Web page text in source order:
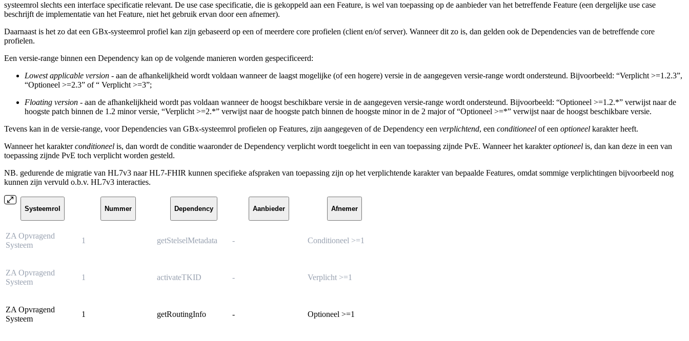
systeemrol slechts een interface specificatie relevant. De use case specificatie, die is gekoppeld aan een Feature, is wel van toepassing op de aanbieder van het betreffende Feature (een dergelijke use case
beschrijft de implementatie van het Feature, niet het gebruik ervan door een afnemer).
Daarnaast is het zo dat een GBx-systeemrol profiel kan zijn gebaseerd op een of meerdere core profielen (client en/of server). Wanneer dit zo is, dan gelden ook de Dependencies van de betreffende core
profielen.
Een versie-range binnen een Dependency kan op de volgende manieren worden gespecificeerd:
Lowest applicable version - aan de afhankelijkheid wordt voldaan wanneer de laagst mogelijke (of een hogere) versie in de aangegeven versie-range wordt ondersteund. Bijvoorbeeld: “Verplicht >=1.2.3”,
“Optioneel >=2.3” of “ Verplicht >=3”;
Floating version - aan de afhankelijkheid wordt pas voldaan wanneer de hoogst beschikbare versie in de aangegeven versie-range wordt ondersteund. Bijvoorbeeld: “Optioneel >=1.2.*” verwijst naar de
hoogste patch binnen de 1.2 minor versie, “Verplicht >=2.*” verwijst naar de hoogste patch binnen de hoogste minor in de 2 major of “Optioneel >=*” verwijst naar de hoogst beschikbare versie.
Tevens kan in de versie-range, voor Dependencies van GBx-systeemrol profielen op Features, zijn aangegeven of de Dependency een verplichtend, een conditioneel of een optioneel karakter heeft.
Wanneer het karakterconditioneel is, dan wordt de conditie waaronder de Dependency verplicht wordt toegelicht in een van toepassing zijnde PvE. Wanneer het karakteroptioneel is, dan kan deze in een van
toepassing zijnde PvE toch verplicht worden gesteld.
NB. gedurende de migratie van HL7v3 naar HL7-FHIR kunnen specifieke afspraken van toepassing zijn op het verplichtende karakter van bepaalde Features, omdat sommige verplichtingen bijvoorbeeld nog
kunnen zijn vervuld o.b.v. HL7v3 interacties.
Systeemrol Nummer Dependency Aanbieder Afnemer
ZA Opvragend
Systeem
1 getStelselMetadata - Conditioneel >=1
ZA Opvragend
Systeem
1 activateTKID - Verplicht >=1
ZA Opvragend
Systeem
1 getRoutingInfo - Optioneel >=1